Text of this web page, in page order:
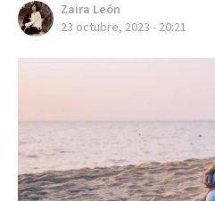
Zaira León
23 octubre, 2023 - 20:21